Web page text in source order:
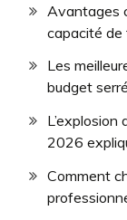
Avantages
capacité
Les
budget serré
L’explosion
2026
Comment